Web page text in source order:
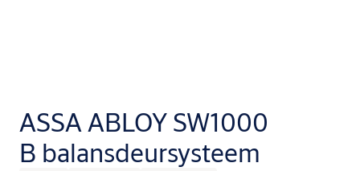
ASSA ABLOY SW1000
B balansdeursysteem